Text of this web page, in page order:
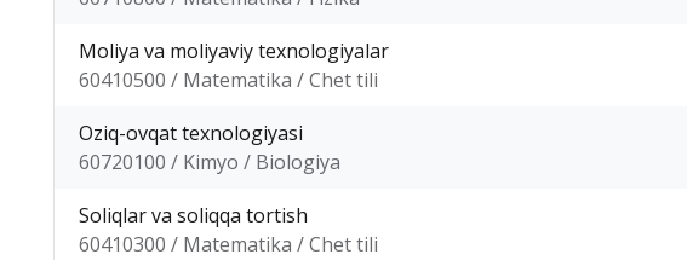
Moliya va moliyaviy texnologiyalar
60410500 / Matematika / Chet tili
Oziq-ovqat texnologiyasi
60720100 / Kimyo / Biologiya
Soliqlar va soliqqa tortish
60410300 / Matematika / Chet tili